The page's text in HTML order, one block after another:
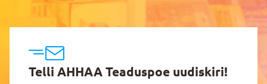
Telli AHHAA Teaduspoe uudiskiri!